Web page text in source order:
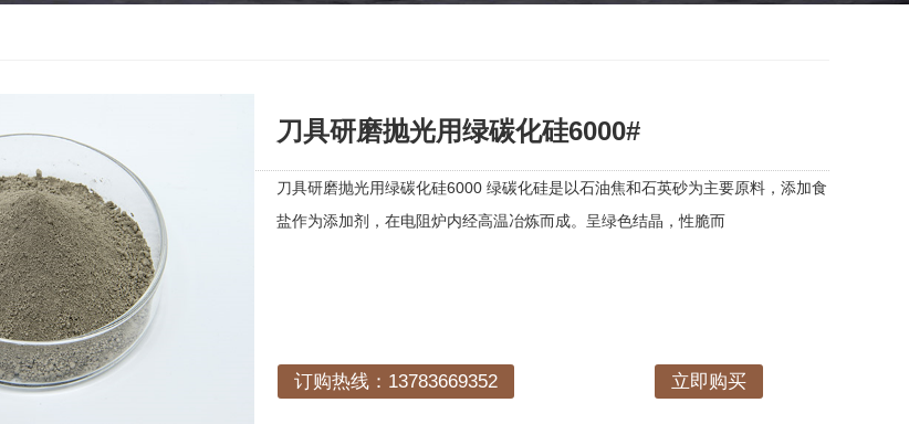
刀具研磨抛光用绿碳化硅6000#
刀具研磨抛光用绿碳化硅6000 绿碳化硅是以石油焦和石英砂为主要原料，添加食
盐作为添加剂，在电阻炉内经高温冶炼而成。呈绿色结晶，性脆而
订购热线：13783669352 立即购买